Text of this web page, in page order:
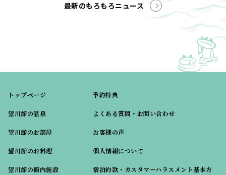
最新のもろもろニュース
トップページ
望川館の温泉
望川館のお部屋
望川館のお料理
望川館の館内施設
予約特典
よくある質問・お問い合わせ
お客様の声
個人情報について
宿泊約款・カスタマーハラスメント基本方